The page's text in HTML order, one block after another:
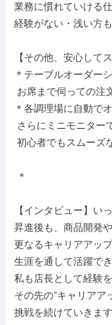
業務に慣れていける
経験がない・浅い方
【その他、安心して
＊テーブルオーダー
＊各調理場に自動で
【インタビュー】い
昇進後も、商品開発
更なるキャリアアッ
生涯を通して活躍で
私も店長として経験
その先の”キャリアア
挑戦を続けていきます